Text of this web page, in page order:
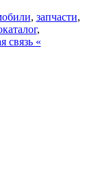
, запчасти,
,
связь «